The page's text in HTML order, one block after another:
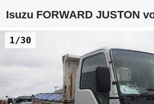
Isuzu FORWARD JUSTON
1/30